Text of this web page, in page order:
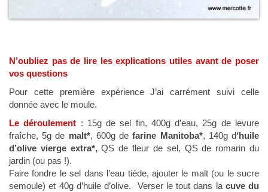
N’oubliez pas de lire les explications utiles avant de poser
vos questions
Pour cette première expérience J’ai carrément suivi celle
donnée avec le moule.
Le déroulement : 15g de sel fin, 400g d’eau, 25g de levure
fraîche, 5g de malt*, 600g defarine Manitoba*, 140g d‘huile
d’olive vierge extra*,QS de fleur de sel, QS de romarin du
jardin (ou pas !).
Faire fondre le sel dans l’eau tiède, ajouter le malt (ou le sucre
semoule) et 40g d’huile d’olive. Verser le tout dans la cuve du